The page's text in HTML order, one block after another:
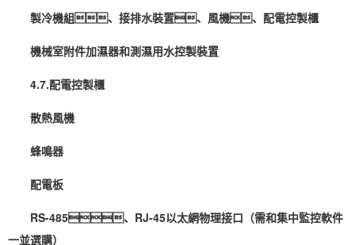
製冷機組、接排水裝置、風機、配電控製櫃
機械室附件加濕器和測濕用水控製裝置
4.7.配電控製櫃
散熱風機
蜂鳴器
配電板
RS-485、RJ-45以太網物理接口（需和集中監控軟件
一並選購）